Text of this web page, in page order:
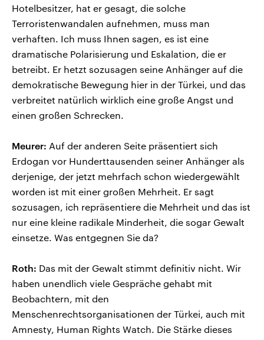
Hotelbesitzer, hat er gesagt, die solche
Terroristenwandalen aufnehmen, muss man
verhaften. Ich muss Ihnen sagen, es ist eine
dramatische Polarisierung und Eskalation, die er
betreibt. Er hetzt sozusagen seine Anhänger auf die
demokratische Bewegung hier in der Türkei, und das
verbreitet natürlich wirklich eine große Angst und
einen großen Schrecken.
Meurer: Auf der anderen Seite präsentiert sich
Erdogan vor Hunderttausenden seiner Anhänger als
derjenige, der jetzt mehrfach schon wiedergewählt
worden ist mit einer großen Mehrheit. Er sagt
sozusagen, ich repräsentiere die Mehrheit und das ist
nur eine kleine radikale Minderheit, die sogar Gewalt
einsetze. Was entgegnen Sie da?
Roth: Das mit der Gewalt stimmt definitiv nicht. Wir
haben unendlich viele Gespräche gehabt mit
Beobachtern, mit den
Menschenrechtsorganisationen der Türkei, auch mit
Amnesty, Human Rights Watch. Die Stärke dieses